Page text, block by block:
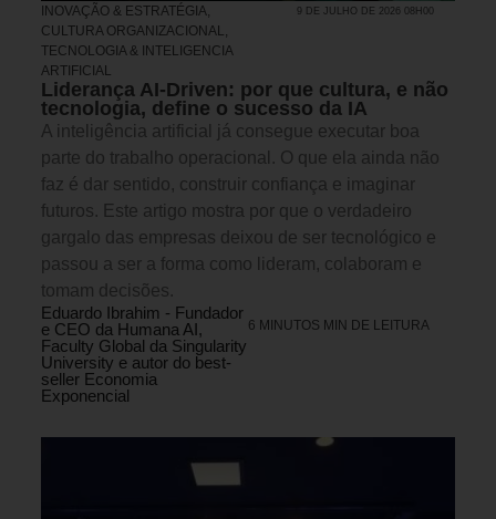
INOVAÇÃO & ESTRATÉGIA,
CULTURA ORGANIZACIONAL,
TECNOLOGIA & INTELIGENCIA
ARTIFICIAL
9 DE JULHO DE 2026 08H00
Liderança AI-Driven: por que cultura, e não
tecnologia, define o sucesso da IA
A inteligência artificial já consegue executar boa
parte do trabalho operacional. O que ela ainda não
faz é dar sentido, construir confiança e imaginar
futuros. Este artigo mostra por que o verdadeiro
gargalo das empresas deixou de ser tecnológico e
passou a ser a forma como lideram, colaboram e
tomam decisões.
Eduardo Ibrahim - Fundador
e CEO da Humana AI,
Faculty Global da Singularity
University e autor do best-
seller Economia
Exponencial
6 MINUTOS MIN DE LEITURA